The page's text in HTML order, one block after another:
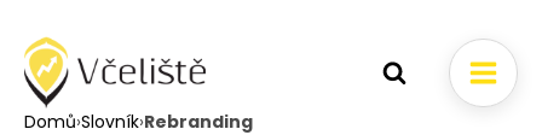
Domů›Slovník›Rebranding